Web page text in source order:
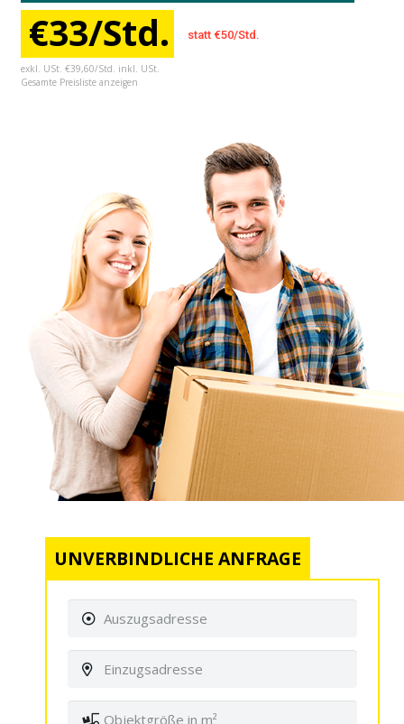
statt €50/Std.
€33/Std.
exkl. USt. €39,60/Std. inkl. USt.
Gesamte Preisliste anzeigen
UNVERBINDLICHE ANFRAGE